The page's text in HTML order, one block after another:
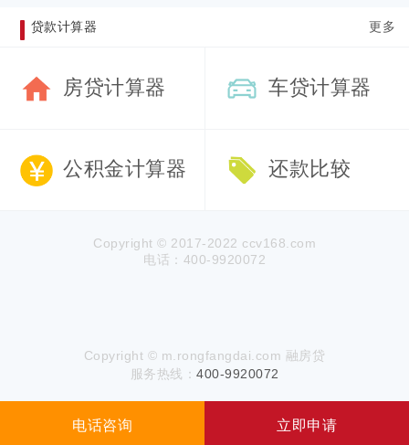
贷款计算器 更多
房贷计算器 车贷计算器
公积金计算器 还款比较
Copyright © 2017-2022 ccv168.com
电话：400-9920072
Copyright © m.rongfangdai.com 融房贷
服务热线： 400-9920072
电话咨询 立即申请